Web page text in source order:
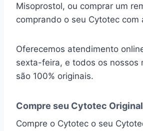
Misoprostol, ou comprar um
comprando o seu Cytotec com
Oferecemos atendimento
sexta-feira, e todos os nossos
são 100% originais.
Compre seu Cytotec
Compre o Cytotec o seu